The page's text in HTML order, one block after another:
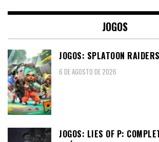
JOGOS
JOGOS: SPLATOON
6 DE AGOSTO DE 2026
JOGOS: LIES OF P: